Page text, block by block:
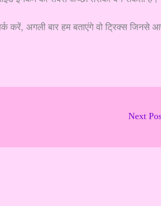
करें, अगली बार हम बताएंगे वो ट्रिक्स जिनसे
Next